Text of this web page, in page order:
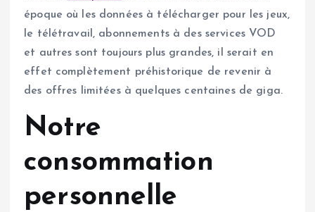
époque où les données à télécharger pour les jeux,
le télétravail, abonnements à des services VOD
et autres sont toujours plus grandes, il serait en
effet complètement préhistorique de revenir à
des offres limitées à quelques centaines de giga.
Notre
consommation
personnelle